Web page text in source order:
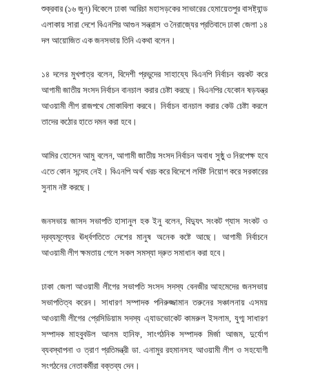
শুক্রবার (১৬ জুন) বিকেলে ঢাকা আরিচা মহাসড়কের সাভারের হেমায়েতপুর বাসষ্ট্যান্ড
এলাকায় সারা দেশে বিএনপির আগুন সন্ত্রাস ও নৈরাজ্যের প্রতিবাদে ঢাকা জেলা ১৪
দল আয়োজিত এক জনসভায় তিনি একথা বলেন।
১৪ দলের মুখপাত্র বলেন, বিদেশী প্রভুদের সাহায্যে বিএনপি নির্বাচন বয়কট করে
আগামী জাতীয় সংসদ নির্বাচন বানচাল করার চেষ্টা করছে। বিএনপির যেকোন ষড়যন্ত্র
আওয়ামী লীগ রাজপথে মোকাবিলা করবে। নির্বাচন বানচাল করার কেউ চেষ্টা করলে
তাদের কঠোর হাতে দমন করা হবে।
আমির হোসেন আমু বলেন, আগামী জাতীয় সংসদ নির্বাচন অবাধ সুষ্ঠু ও নিরপেক্ষ হবে
এতে কোন সন্দেহ নেই। বিএনপি অর্থ খরচ করে বিদেশে লবিষ্ট নিয়োগ করে সরকারের
সুনাম নষ্ট করছে।
জনসভায় জাসদ সভাপতি হাসানুল হক ইনু বলেন, বিদ্যুৎ সংকট গ্যাস সংকট ও
দ্রব্যমূল্যের ঊর্ধ্বগতিতে দেশের মানুষ অনেক কষ্টে আছে। আগামী নির্বাচনে
আওয়ামী লীগ ক্ষমতায় গেলে সকল সমস্যা দ্রুত সমাধান করা হবে।
ঢাকা জেলা আওয়ামী লীগের সভাপতি সংসদ সদস্য বেনজীর আহমেদের জনসভায়
সভাপতিত্ব করেন। সাধারণ সম্পাদক পনিরুজ্জামান তরুনের সঞ্চালনায় এসময়
আওয়ামী লীগের প্রেসিডিয়াম সদস্য এ্যাডভোকেট কামরুল ইসলাম, যুগ্ম সাধারণ
সম্পাদক মাহবুবউল আলম হানিফ, সাংগঠনিক সম্পাদক মির্জা আজম, দুর্যোগ
ব্যবস্থাপনা ও ত্রাণ প্রতিমন্ত্রী ডা. এনামুর রহমানসহ আওয়ামী লীগ ও সহযোগী
সংগঠনের নেতাকর্মীরা বক্তব্য দেন।